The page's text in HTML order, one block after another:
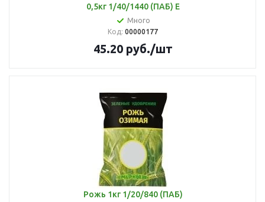
0,5кг 1/40/1440 (ПАБ) Е
Много
Код: 00000177
45.20руб./шт
Рожь 1кг 1/20/840 (ПАБ)